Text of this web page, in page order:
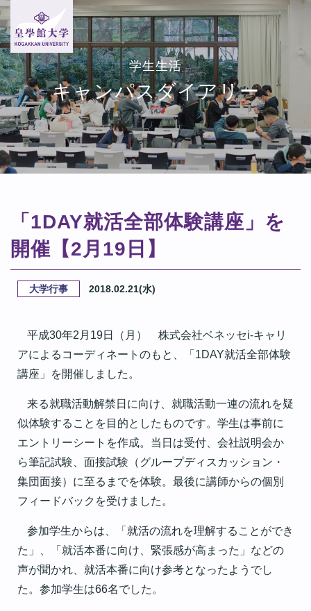
キャンパスダイアリー
学生生活
「1DAY就活全部体験講座」を
開催【2月19日】
大学行事 2018.02.21(水)
平成30年2 月 19日（月） 株式会社ベネッセi-キャリ
アによるコーディネートのもと、「 1DAY就活全部体験
講座」を開催しました。
来る就職活動解禁日に向け、就職活動一連の流れを疑
似体験することを目的としたものです。学生は事前に
エントリーシートを作成。当日は受付、会社説明会か
ら筆記試験、面接試験（グループディスカッション・
集団面接）に至るまでを体験。最後に講師からの個別
フィードバックを受けました。
参加学生からは、「就活の流れを理解することができ
た」、「就活本番に向け、緊張感が高まった」などの
声が聞かれ、就活本番に向け参考となったようでし
た。参加学生は66名でした。